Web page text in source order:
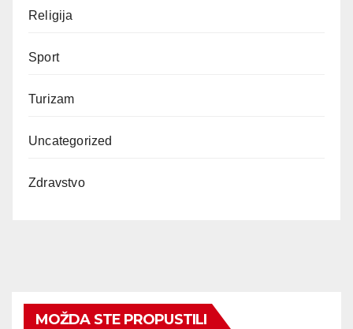
Religija
Sport
Turizam
Uncategorized
Zdravstvo
MOŽDA STE PROPUSTILI